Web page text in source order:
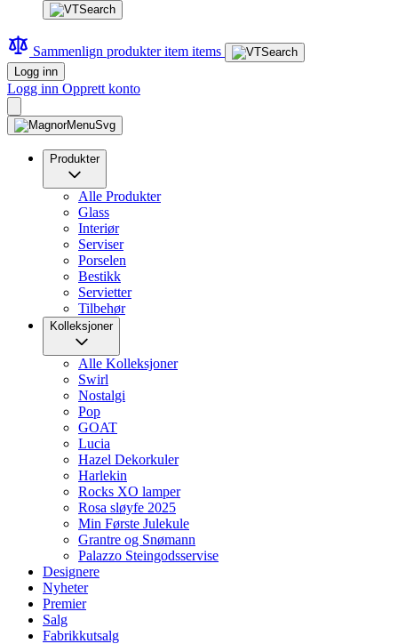
Sammenlign produkteritem items
Logg inn
Logg inn Opprett konto
Produkter
Alle Produkter
Glass
Interiør
Serviser
Porselen
Bestikk
Servietter
Tilbehør
Kolleksjoner
Alle Kolleksjoner
Swirl
Nostalgi
Pop
GOAT
Lucia
Hazel Dekorkuler
Harlekin
Rocks XO lamper
Rosa sløyfe 2025
Min Første Julekule
Grantre og Snømann
Palazzo Steingodsservise
Designere
Nyheter
Premier
Salg
Fabrikkutsalg